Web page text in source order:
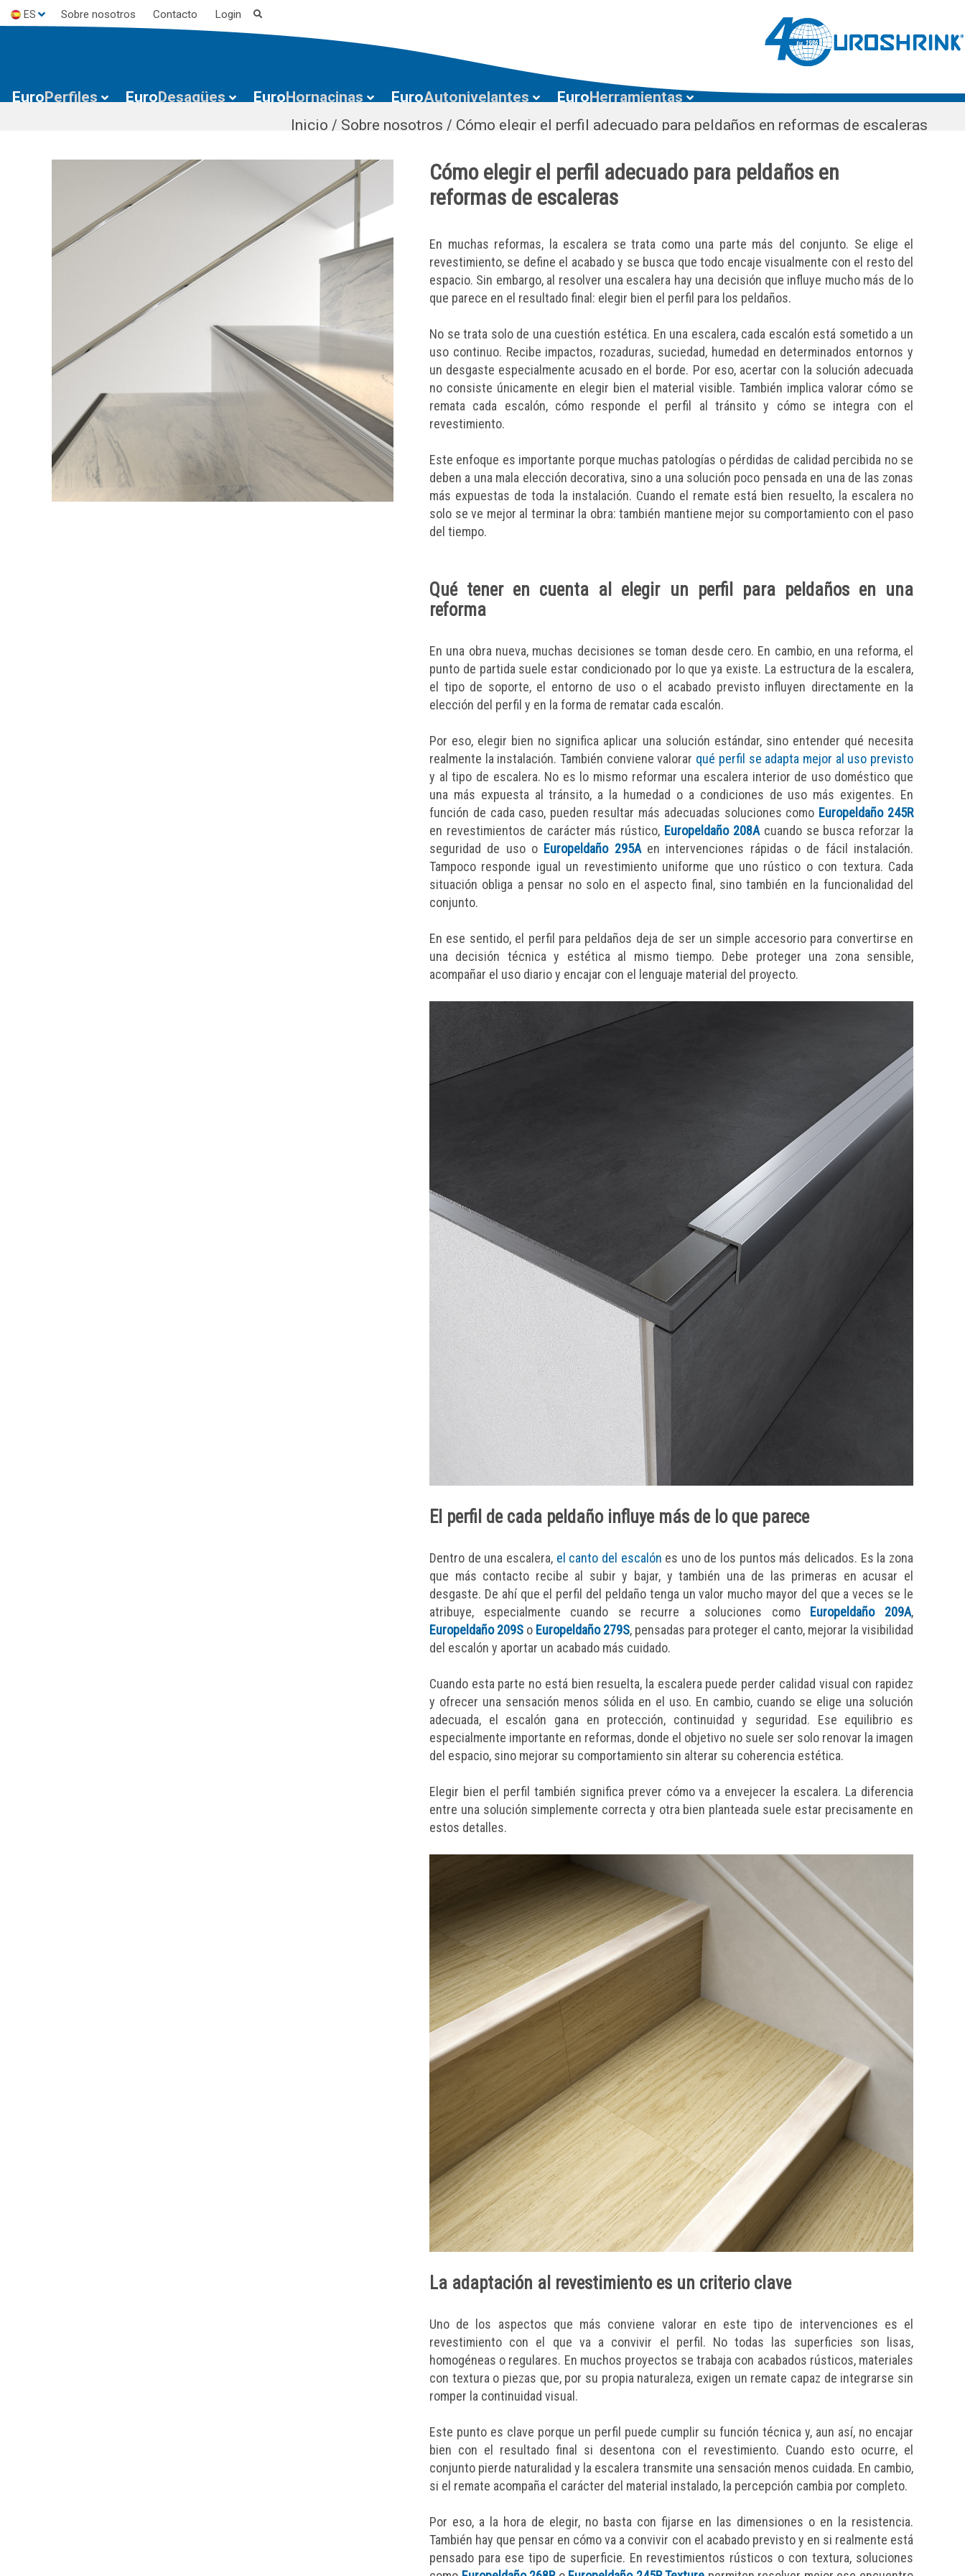
ES Sobre nosotros Contacto Login
EuroPerfiles EuroDesagües EuroHornacinas EuroAutonivelantes EuroHerramientas
Inicio / Sobre nosotros / Cómo elegir el perfil adecuado para peldaños en reformas de escaleras
Cómo elegir el perfil adecuado para peldaños en
reformas de escaleras
En muchas reformas, la escalera se trata como una parte más del conjunto. Se elige el
revestimiento, se define el acabado y se busca que todo encaje visualmente con el resto del
espacio. Sin embargo, al resolver una escalera hay una decisión que influye mucho más de lo
que parece en el resultado final: elegir bien el perfil para los peldaños.
No se trata solo de una cuestión estética. En una escalera, cada escalón está sometido a un
uso continuo. Recibe impactos, rozaduras, suciedad, humedad en determinados entornos y
un desgaste especialmente acusado en el borde. Por eso, acertar con la solución adecuada
no consiste únicamente en elegir bien el material visible. También implica valorar cómo se
remata cada escalón, cómo responde el perfil al tránsito y cómo se integra con el
revestimiento.
Este enfoque es importante porque muchas patologías o pérdidas de calidad percibida no se
deben a una mala elección decorativa, sino a una solución poco pensada en una de las zonas
más expuestas de toda la instalación. Cuando el remate está bien resuelto, la escalera no
solo se ve mejor al terminar la obra: también mantiene mejor su comportamiento con el paso
del tiempo.
Qué tener en cuenta al elegir un perfil para peldaños en una
reforma
En una obra nueva, muchas decisiones se toman desde cero. En cambio, en una reforma, el
punto de partida suele estar condicionado por lo que ya existe. La estructura de la escalera,
el tipo de soporte, el entorno de uso o el acabado previsto influyen directamente en la
elección del perfil y en la forma de rematar cada escalón.
Por eso, elegir bien no significa aplicar una solución estándar, sino entender qué necesita
realmente la instalación. También conviene valorar qué perfil se adapta mejor al uso previsto
y al tipo de escalera. No es lo mismo reformar una escalera interior de uso doméstico que
una más expuesta al tránsito, a la humedad o a condiciones de uso más exigentes. En
función de cada caso, pueden resultar más adecuadas soluciones como Europeldaño 245R
en revestimientos de carácter más rústico, Europeldaño 208Acuando se busca reforzar la
seguridad de uso o Europeldaño 295Aen intervenciones rápidas o de fácil instalación.
Tampoco responde igual un revestimiento uniforme que uno rústico o con textura. Cada
situación obliga a pensar no solo en el aspecto final, sino también en la funcionalidad del
conjunto.
En ese sentido, el perfil para peldaños deja de ser un simple accesorio para convertirse en
una decisión técnica y estética al mismo tiempo. Debe proteger una zona sensible,
acompañar el uso diario y encajar con el lenguaje material del proyecto.
El perfil de cada peldaño influye más de lo que parece
Dentro de una escalera, el canto del escalón es uno de los puntos más delicados. Es la zona
que más contacto recibe al subir y bajar, y también una de las primeras en acusar el
desgaste. De ahí que el perfil del peldaño tenga un valor mucho mayor del que a veces se le
atribuye, especialmente cuando se recurre a soluciones como Europeldaño 209A,
Europeldaño 209S o Europeldaño 279S, pensadas para proteger el canto, mejorar la visibilidad
del escalón y aportar un acabado más cuidado.
Cuando esta parte no está bien resuelta, la escalera puede perder calidad visual con rapidez
y ofrecer una sensación menos sólida en el uso. En cambio, cuando se elige una solución
adecuada, el escalón gana en protección, continuidad y seguridad. Ese equilibrio es
especialmente importante en reformas, donde el objetivo no suele ser solo renovar la imagen
del espacio, sino mejorar su comportamiento sin alterar su coherencia estética.
Elegir bien el perfil también significa prever cómo va a envejecer la escalera. La diferencia
entre una solución simplemente correcta y otra bien planteada suele estar precisamente en
estos detalles.
La adaptación al revestimiento es un criterio clave
Uno de los aspectos que más conviene valorar en este tipo de intervenciones es el
revestimiento con el que va a convivir el perfil. No todas las superficies son lisas,
homogéneas o regulares. En muchos proyectos se trabaja con acabados rústicos, materiales
con textura o piezas que, por su propia naturaleza, exigen un remate capaz de integrarse sin
romper la continuidad visual.
Este punto es clave porque un perfil puede cumplir su función técnica y, aun así, no encajar
bien con el resultado final si desentona con el revestimiento. Cuando esto ocurre, el
conjunto pierde naturalidad y la escalera transmite una sensación menos cuidada. En cambio,
si el remate acompaña el carácter del material instalado, la percepción cambia por completo.
Por eso, a la hora de elegir, no basta con fijarse en las dimensiones o en la resistencia.
También hay que pensar en cómo va a convivir con el acabado previsto y en si realmente está
pensado para ese tipo de superficie. En revestimientos rústicos o con textura, soluciones